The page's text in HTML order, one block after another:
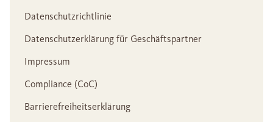
Datenschutzrichtlinie
Datenschutzerklärung für Geschäftspartner
Impressum
Compliance (CoC)
Barrierefreiheitserklärung